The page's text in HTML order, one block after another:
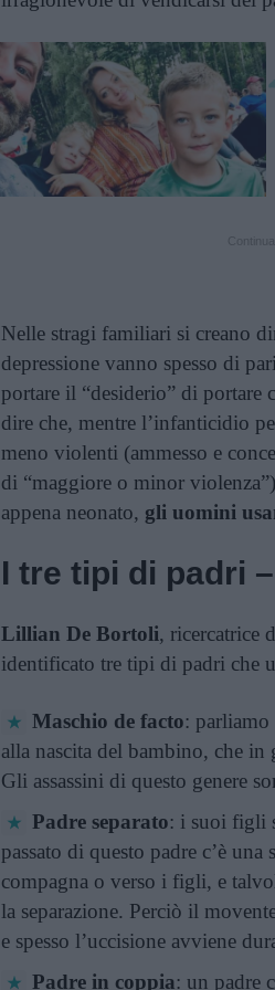
Nelle stragi familiari si creano
depressione vanno spesso di
portare il “desiderio” di portare
dire che, mentre l’infanticidio
meno violenti (ammesso e
di “maggiore o minor
appena neonato, gli uomini
I tre tipi di padri
Lillian De Bortoli, ricercatrice
identificato tre tipi di padri che
Maschio de facto: parliamo
alla nascita del bambino, che
Gli assassini di questo genere
Padre separato: i suoi figli
passato di questo padre c’è
compagna o verso i figli, e
la separazione. Perciò il
e spesso l’uccisione avviene
Padre in coppia: un padre